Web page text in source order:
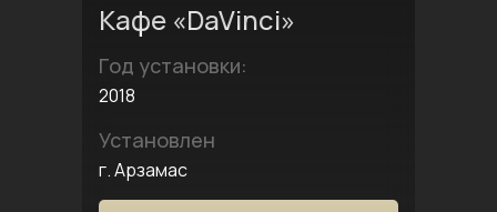
Кафе «DaVinci»
Год установки:
2018
Установлен
г. Арзамас